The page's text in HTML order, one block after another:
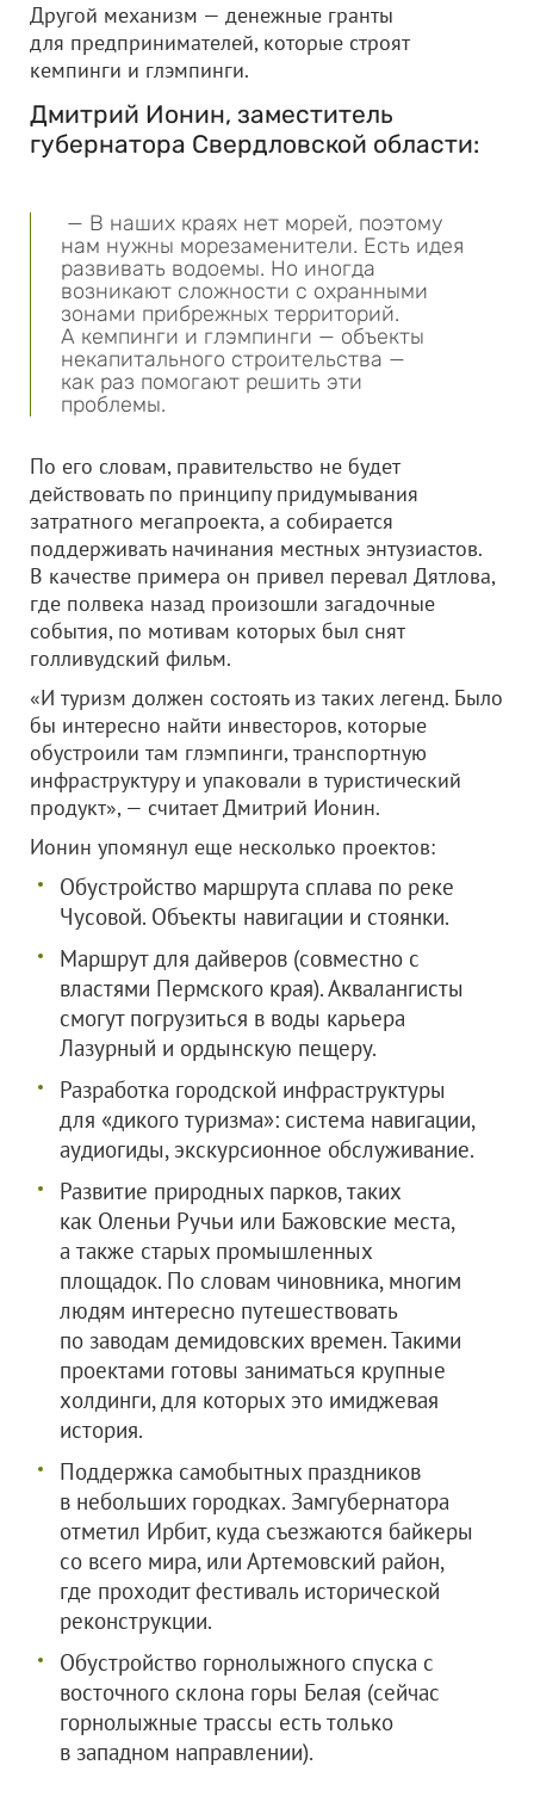
Другой механизм — денежные гранты
для предпринимателей, которые строят
кемпинги и глэмпинги.
Дмитрий Ионин, заместитель
губернатора Свердловской области:
— В наших краях нет морей, поэтому
нам нужны морезаменители. Есть идея
развивать водоемы. Но иногда
возникают сложности с охранными
зонами прибрежных территорий.
А кемпинги и глэмпинги — объекты
некапитального строительства —
как раз помогают решить эти
проблемы.
По его словам, правительство не будет
действовать по принципу придумывания
затратного мегапроекта, а собирается
поддерживать начинания местных энтузиастов.
В качестве примера он привел перевал Дятлова,
где полвека назад произошли загадочные
события, по мотивам которых был снят
голливудский фильм.
«И туризм должен состоять из таких легенд. Было
бы интересно найти инвесторов, которые
обустроили там глэмпинги, транспортную
инфраструктуру и упаковали в туристический
продукт», — считает Дмитрий Ионин.
Ионин упомянул еще несколько проектов:
Обустройство маршрута сплава по реке
Чусовой. Объекты навигации и стоянки.
Маршрут для дайверов (совместно с
властями Пермского края). Аквалангисты
смогут погрузиться в воды карьера
Лазурный и ордынскую пещеру.
Разработка городской инфраструктуры
для «дикого туризма»: система навигации,
аудиогиды, экскурсионное обслуживание.
Развитие природных парков, таких
как Оленьи Ручьи или Бажовские места,
а также старых промышленных
площадок. По словам чиновника, многим
людям интересно путешествовать
по заводам демидовских времен. Такими
проектами готовы заниматься крупные
холдинги, для которых это имиджевая
история.
Поддержка самобытных праздников
в небольших городках. Замгубернатора
отметил Ирбит, куда съезжаются байкеры
со всего мира, или Артемовский район,
где проходит фестиваль исторической
реконструкции.
Обустройство горнолыжного спуска с
восточного склона горы Белая (сейчас
горнолыжные трассы есть только
в западном направлении).